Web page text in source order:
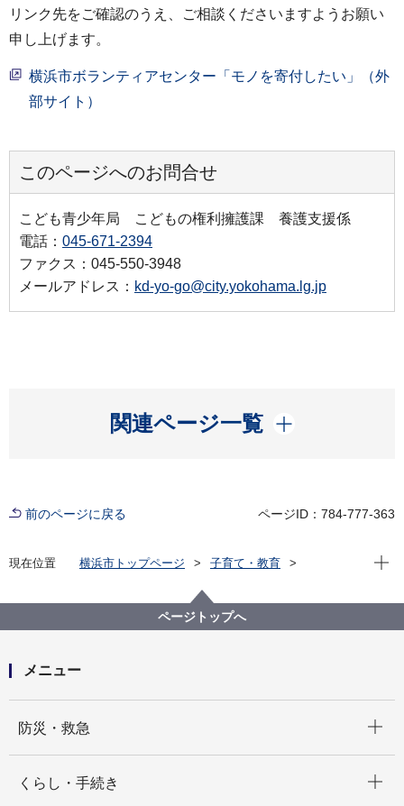
リンク先をご確認のうえ、ご相談くださいますようお願い
申し上げます。
横浜市ボランティアセンター「モノを寄付したい」（外
部サイト）
このページへのお問合せ
こども青少年局 こどもの権利擁護課 養護支援係
電話： 045-671-2394
ファクス：045-550-3948
メールアドレス： kd-yo-go@city.yokohama.lg.jp
関連ページ一覧
開く
前のページに戻る ページID：784-777-363
現在位置 横浜市トップページ
子育て・教育
児童養護施設等に対する寄附・寄贈について
現在
ページトップへ
メニュー
防災・救急
くらし・手続き